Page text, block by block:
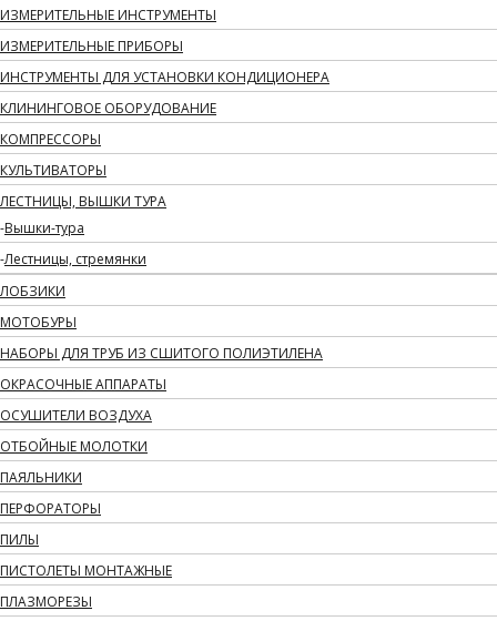
ИЗМЕРИТЕЛЬНЫЕ ИНСТРУМЕНТЫ
ИЗМЕРИТЕЛЬНЫЕ ПРИБОРЫ
ИНСТРУМЕНТЫ ДЛЯ УСТАНОВКИ КОНДИЦИОНЕРА
КЛИНИНГОВОЕ ОБОРУДОВАНИЕ
КОМПРЕССОРЫ
КУЛЬТИВАТОРЫ
ЛЕСТНИЦЫ, ВЫШКИ ТУРА
Вышки-тура
Лестницы, стремянки
ЛОБЗИКИ
МОТОБУРЫ
НАБОРЫ ДЛЯ ТРУБ ИЗ СШИТОГО ПОЛИЭТИЛЕНА
ОКРАСОЧНЫЕ АППАРАТЫ
ОСУШИТЕЛИ ВОЗДУХА
ОТБОЙНЫЕ МОЛОТКИ
ПАЯЛЬНИКИ
ПЕРФОРАТОРЫ
ПИЛЫ
ПИСТОЛЕТЫ МОНТАЖНЫЕ
ПЛАЗМОРЕЗЫ